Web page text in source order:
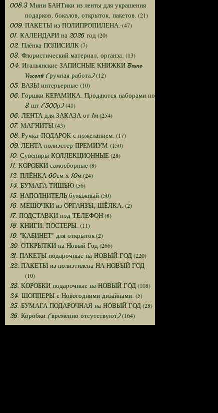
008.3 Мини БАНТики из ленты для украшения
подарков, бокалов, открыток, пакетов. (21)
009. ПАКЕТЫ из ПОЛИПРОПИЛЕНА:(47)
01. КАЛЕНДАРИ на 2026 год (20)
02. Плёнка ПОЛИСИЛК(7)
03. Флористический материал, органза. (13)
04. Итальянские ЗАПИСНЫЕ КНИЖКИ Bruno
Visconti (ручная работа)(12)
05. ВАЗЫ интерьерные (10)
06. Горшки КЕРАМИКА. Продаются наборами по
3 шт (500р)(41)
06. ЛЕНТА для ЗАКАЗА от 1м(254)
07. МАГНИТЫ(43)
08. Ручка-ПОДАРОК с пожеланием. (17)
09. ЛЕНТА полиэстер ПРЕМИУМ (150)
10. Сувениры КОЛЛЕКЦИОННЫЕ(28)
11. КОРОБКИ самосборные(8)
12. ПЛЁНКА 60см х 10м(24)
14. БУМАГА ТИШЬЮ(56)
15. НАПОЛНИТЕЛЬ бумажный (50)
16. МЕШОЧКИ из ОРГАНЗЫ, ШЁЛКА. (2)
17. ПОДСТАВКИ под ТЕЛЕФОН(8)
18. КНИГИ. ПОСТЕРЫ. (11)
19. "КАБИНЕТ" для открыток(2)
20. ОТКРЫТКИ на Новый Год (266)
21. ПАКЕТЫ подарочные на НОВЫЙ ГОД(220)
22. ПАКЕТЫ из полиэтилена НА НОВЫЙ ГОД
(10)
23. КОРОБКИ подарочные на НОВЫЙ ГОД(108)
24. ШОППЕРЫ с Новогодними дизайнами. (5)
25. БУМАГА ПОДАРОЧНАЯ на НОВЫЙ ГОД(28)
26. Коробки (временно отсутствуют)(164)